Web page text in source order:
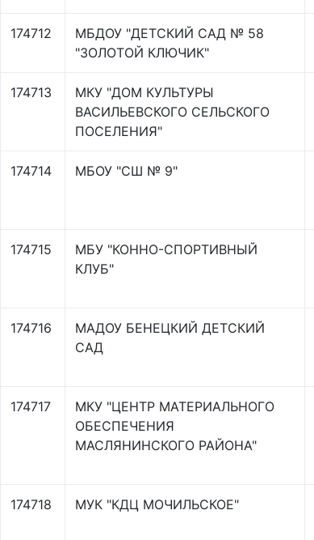
174712
МБДОУ "ДЕТСКИЙ САД № 58
"ЗОЛОТОЙ КЛЮЧИК"
174713
МКУ "ДОМ КУЛЬТУРЫ
ВАСИЛЬЕВСКОГО СЕЛЬСКОГО
ПОСЕЛЕНИЯ"
174714 МБОУ "СШ № 9"
174715
МБУ "КОННО-СПОРТИВНЫЙ
КЛУБ"
174716
МАДОУ БЕНЕЦКИЙ ДЕТСКИЙ
САД
174717
МКУ "ЦЕНТР МАТЕРИАЛЬНОГО
ОБЕСПЕЧЕНИЯ
МАСЛЯНИНСКОГО РАЙОНА"
174718 МУК "КДЦ МОЧИЛЬСКОЕ"